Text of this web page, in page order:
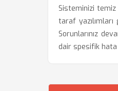
Sisteminizi
taraf
Sorunlarınız
dair spesifik hata